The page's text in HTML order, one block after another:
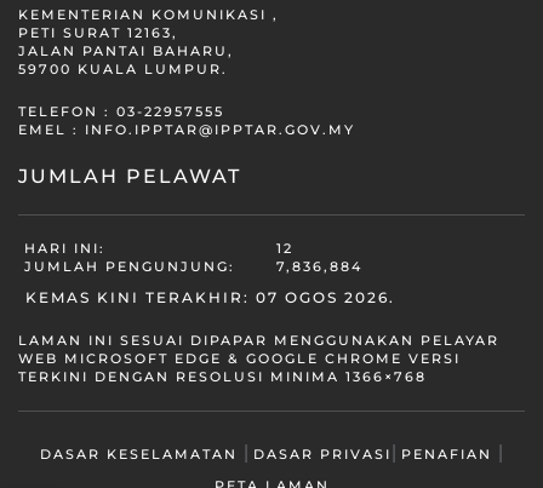
KEMENTERIAN KOMUNIKASI ,
PETI SURAT 12163,
JALAN PANTAI BAHARU,
59700 KUALA LUMPUR.
TELEFON : 03-22957555
EMEL : INFO.IPPTAR@IPPTAR.GOV.MY
JUMLAH PELAWAT
HARI INI:
12
JUMLAH PENGUNJUNG:
7,836,884
KEMAS KINI TERAKHIR: 07 OGOS 2026.
LAMAN INI SESUAI DIPAPAR MENGGUNAKAN PELAYAR
WEB MICROSOFT EDGE & GOOGLE CHROME VERSI
TERKINI DENGAN RESOLUSI MINIMA 1366×768
DASAR KESELAMATAN | DASAR PRIVASI | PENAFIAN |